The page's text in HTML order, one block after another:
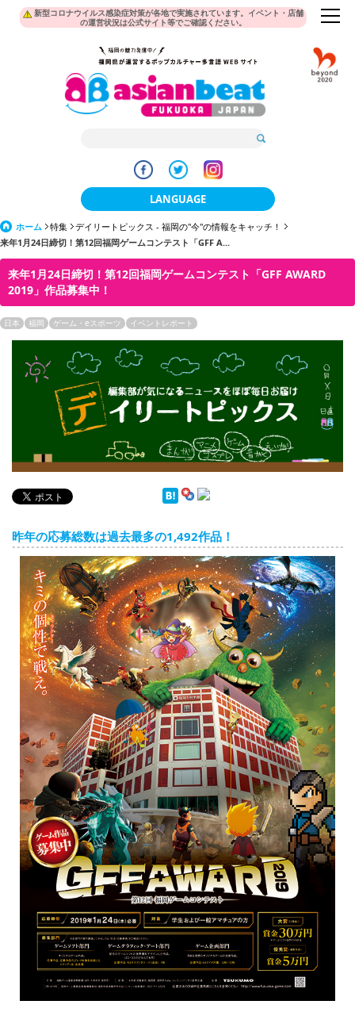
新型コロナウイルス感染症対策が各地で実施されています。イベント・店舗
の運営状況は公式サイト等でご確認ください。
LANGUAGE
日本語
한국어
繁體中文
English
ภาษาไทย
tiéng Viêt
Bahasa Indonesia
ホーム 特集
デイリートピックス - 福岡の"今"の情報をキャッチ！
来年1月24日締切！第12回福岡ゲームコンテスト「GFF A...
来年1月24日締切！第12回福岡ゲームコンテスト「GFF AWARD
2019」作品募集中！
日本 福岡 ゲーム・eスポーツ イベントレポート
デイリートピックス
昨年の応募総数は過去最多の1,492作品！